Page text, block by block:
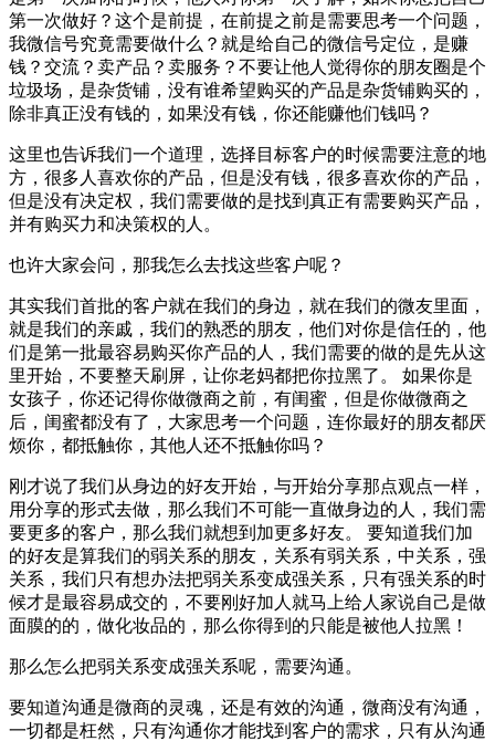
第一次做好？这个是前提，在前提之前是需要思考一个问题，
我微信号究竟需要做什么？就是给自己的微信号定位，是赚
钱？交流？卖产品？卖服务？不要让他人觉得你的朋友圈是个
垃圾场，是杂货铺，没有谁希望购买的产品是杂货铺购买的，
除非真正没有钱的，如果没有钱，你还能赚他们钱吗？
这里也告诉我们一个道理，选择目标客户的时候需要注意的地
方，很多人喜欢你的产品，但是没有钱，很多喜欢你的产品，
但是没有决定权，我们需要做的是找到真正有需要购买产品，
并有购买力和决策权的人。
也许大家会问，那我怎么去找这些客户呢？
其实我们首批的客户就在我们的身边，就在我们的微友里面，
就是我们的亲戚，我们的熟悉的朋友，他们对你是信任的，他
们是第一批最容易购买你产品的人，我们需要的做的是先从这
里开始，不要整天刷屏，让你老妈都把你拉黑了。 如果你是
女孩子，你还记得你做微商之前，有闺蜜，但是你做微商之
后，闺蜜都没有了，大家思考一个问题，连你最好的朋友都厌
烦你，都抵触你，其他人还不抵触你吗？
刚才说了我们从身边的好友开始，与开始分享那点观点一样，
用分享的形式去做，那么我们不可能一直做身边的人，我们需
要更多的客户，那么我们就想到加更多好友。 要知道我们加
的好友是算我们的弱关系的朋友，关系有弱关系，中关系，强
关系，我们只有想办法把弱关系变成强关系，只有强关系的时
候才是最容易成交的，不要刚好加人就马上给人家说自己是做
面膜的的，做化妆品的，那么你得到的只能是被他人拉黑！
那么怎么把弱关系变成强关系呢，需要沟通。
要知道沟通是微商的灵魂，还是有效的沟通，微商没有沟通，
一切都是枉然，只有沟通你才能找到客户的需求，只有从沟通